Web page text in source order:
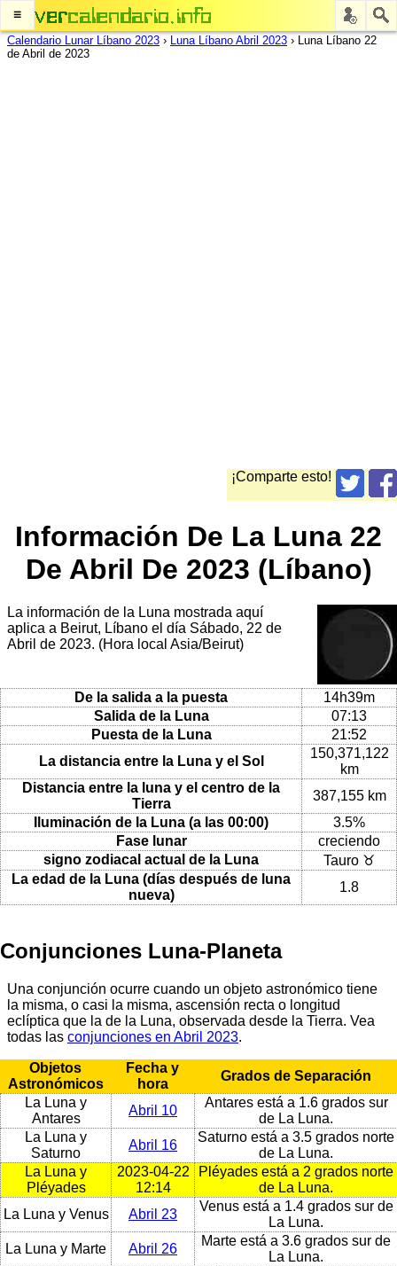
≡
Calendario Lunar Líbano 2023 › Luna Líbano Abril 2023 › Luna Líbano 22
de Abril de 2023
¡Comparte esto!
Información De La Luna 22
De Abril De 2023 (Líbano)
La información de la Luna mostrada aquí
aplica a Beirut, Líbano el día Sábado, 22 de
Abril de 2023. (Hora local Asia/Beirut)
De la salida a la puesta
14h39m
Salida de la Luna
07:13
Puesta de la Luna
21:52
La distancia entre la Luna y el Sol
150,371,122
km
Distancia entre la luna y el centro de la
Tierra
387,155 km
Iluminación de la Luna (a las 00:00)
3.5%
Fase lunar
creciendo
signo zodiacal actual de la Luna
Tauro ♉
La edad de la Luna (días después de luna
nueva)
1.8
Conjunciones Luna-Planeta
Una conjunción ocurre cuando un objeto astronómico tiene
la misma, o casi la misma, ascensión recta o longitud
eclíptica que la de la Luna, observada desde la Tierra. Vea
todas las conjunciones en Abril 2023.
Objetos
Astronómicos
Fecha y
hora
Grados de Separación
La Luna y
Antares
Abril 10
Antares está a 1.6 grados sur
de La Luna.
La Luna y
Saturno
Abril 16
Saturno está a 3.5 grados norte
de La Luna.
La Luna y
Pléyades
2023-04-22
12:14
Pléyades está a 2 grados norte
de La Luna.
La Luna y Venus
Abril 23
Venus está a 1.4 grados sur de
La Luna.
La Luna y Marte
Abril 26
Marte está a 3.6 grados sur de
La Luna.